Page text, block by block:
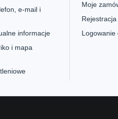
e-mail i
informacje
i mapa
Moje
Logowanie